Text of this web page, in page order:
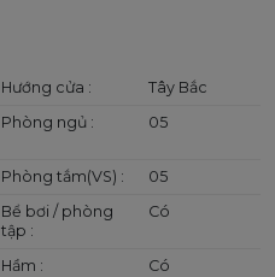
Hướng cửa :
Tây Bắc
Phòng ngủ : 05
Phòng tắm(VS) :
05
Bể bơi / phòng
tập :
Có
Hầm : Có